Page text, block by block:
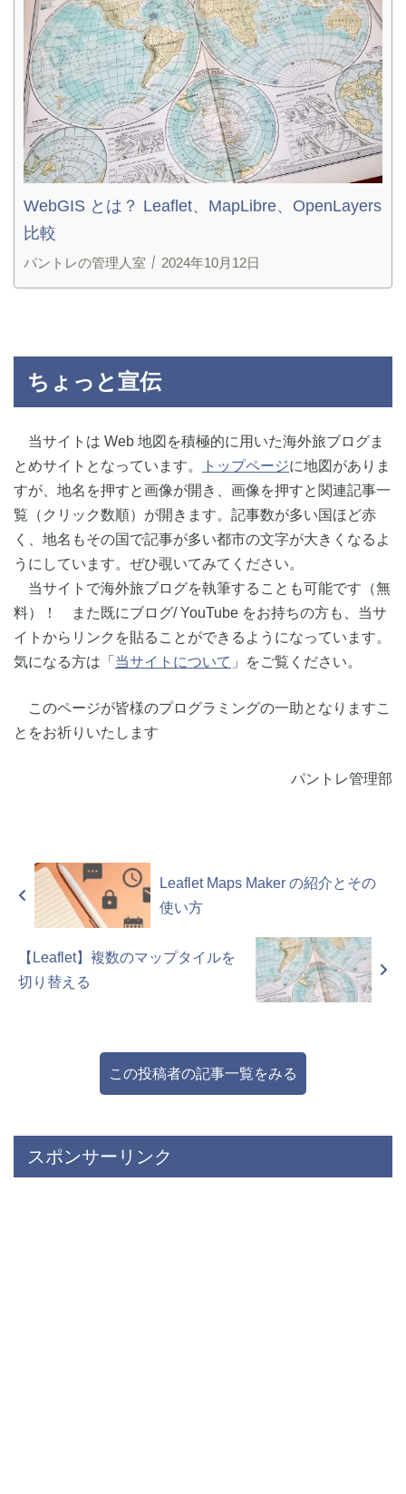
WebGIS とは？ Leaflet、MapLibre、OpenLayers
比較
パントレの管理人室 2024年10月12日
ちょっと宣伝
当サイトは Web 地図を積極的に用いた海外旅ブログま
とめサイトとなっています。
トップページに地図がありま
すが、地名を押すと画像が開き、画像を押すと関連記事一
覧（クリック数順）が開きます。記事数が多い国ほど赤
く、地名もその国で記事が多い都市の文字が大きくなるよ
うにしています。ぜひ覗いてみてください。
当サイトで海外旅ブログを執筆することも可能です（無
料）！ また既にブログ/ YouTube をお持ちの方も、当サ
イトからリンクを貼ることができるようになっています。
気になる方は「 当サイトについて 」をご覧ください。
このページが皆様のプログラミングの一助となりますこ
とをお祈りいたします
パントレ管理部
Leaflet Maps Maker の紹介とその
使い方
【Leaflet】複数のマップタイルを
切り替える
この投稿者の記事一覧をみる
スポンサーリンク